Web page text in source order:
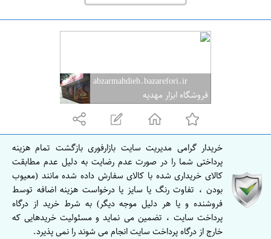
ا
abzarmahdieh.bazarefori.ir
فروشگاه ابزار مهدیه
خریدار گرامی مدیریت سایت بازارفوری بازگشت تمام هزینه
پرداختی شما را در صورت عدم رضایت به دلیل عدم مطابقت
کالای خریداری شده با کالای سفارش داده شده مانند (معیوب
بودن ، تفاوت رنگ یا سایز یا درخواست هزینه اضافه توسط
فروشنده و یا هر دلیل موجه دیگر) به شرط خرید از درگاه
پرداخت سایت ، تضمین می نماید و مسئولیت خریدهایی که
خارج از درگاه پرداخت سایت انجام می شوند را نمی پذیرد.